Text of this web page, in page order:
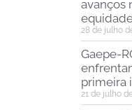
avanços
28 de julho
Gaepe-
primeira
21 de julho